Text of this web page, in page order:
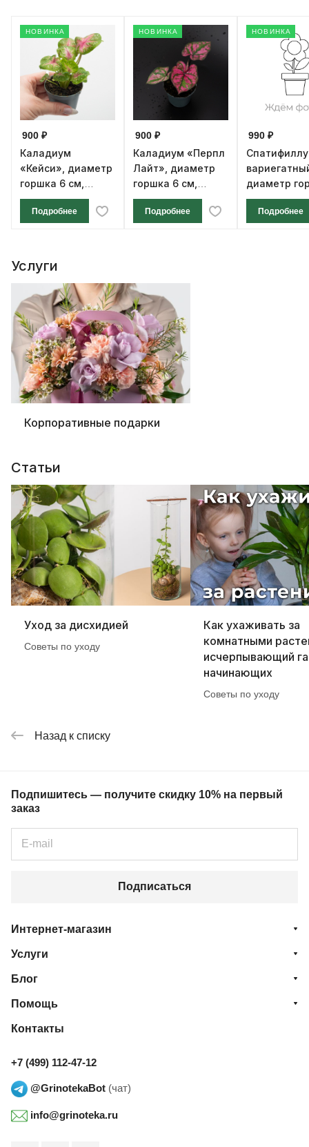
НОВИНКА
900 ₽
Каладиум
«Кейси», диаметр
горшка 6 см,
высота 12 см
Подробнее
НОВИНКА
900 ₽
Каладиум «Перпл
Лайт», диаметр
горшка 6 см,
высота 12 см
Подробнее
НОВИНКА
990 ₽
диаметр
см, высота
Подробнее
Услуги
Корпоративные подарки
Статьи
Уход за дисхидией
Советы по уходу
Как ухаживать за
комнатными
исчерпывающий
начинающих
Советы по уходу
Назад к списку
Подпишитесь — получите скидку 10% на первый
заказ
Подписаться
Интернет-магазин
Услуги
Блог
Помощь
Контакты
+7 (499) 112-47-12
@GrinotekaBot (чат)
info@grinoteka.ru